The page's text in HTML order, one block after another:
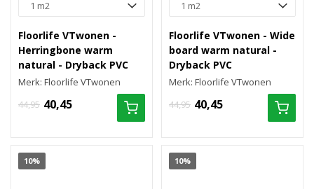
Floorlife VTwonen -
Herringbone warm
natural - Dryback PVC
Merk: Floorlife VTwonen
44,95 40,45
Floorlife VTwonen - Wide
board warm natural -
Dryback PVC
Merk: Floorlife VTwonen
44,95 40,45
10% 10%